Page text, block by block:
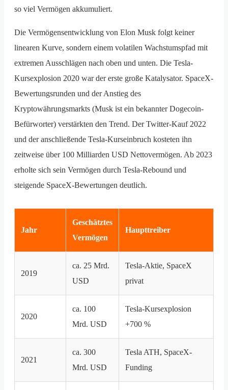
so viel Vermögen akkumuliert.
Die Vermögensentwicklung von Elon Musk folgt keiner
linearen Kurve, sondern einem volatilen Wachstumspfad mit
extremen Ausschlägen nach oben und unten. Die Tesla-
Kursexplosion 2020 war der erste große Katalysator. SpaceX-
Bewertungsrunden und der Anstieg des
Kryptowährungsmarkts (Musk ist ein bekannter Dogecoin-
Befürworter) verstärkten den Trend. Der Twitter-Kauf 2022
und der anschließende Tesla-Kurseinbruch kosteten ihn
zeitweise über 100 Milliarden USD Nettovermögen. Ab 2023
erholte sich sein Vermögen durch Tesla-Rebound und
steigende SpaceX-Bewertungen deutlich.
Jahr
Geschätztes
Vermögen
Haupttreiber
2019
ca. 25 Mrd.
USD
Tesla-Aktie, SpaceX
privat
2020
ca. 100
Mrd. USD
Tesla-Kursexplosion
+700 %
2021
ca. 300
Mrd. USD
Tesla ATH, SpaceX-
Funding